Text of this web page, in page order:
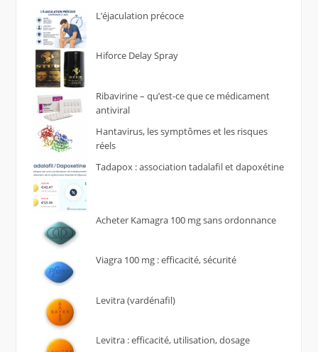
L’éjaculation précoce
Hiforce Delay Spray
Ribavirine – qu’est-ce que ce médicament
antiviral
Hantavirus, les symptômes et les risques
réels
Tadapox : association tadalafil et dapoxétine
Acheter Kamagra 100 mg sans ordonnance
Viagra 100 mg : efficacité, sécurité
Levitra (vardénafil)
Levitra : efficacité, utilisation, dosage